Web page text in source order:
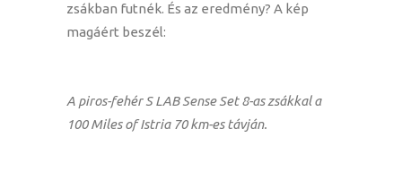
zsákban futnék. És az eredmény? A kép
magáért beszél:
A piros-fehér S LAB Sense Set 8-as zsákkal a
100 Miles of Istria 70 km-es távján.